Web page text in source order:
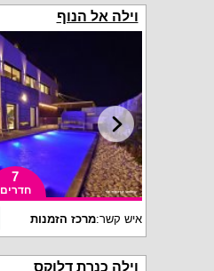
וילה אל הנוף
7
חדרים
איש קשר:מרכז הזמנות
וילה כנרת דלוקס